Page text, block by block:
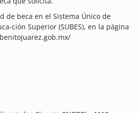
de beca en el Sistema Único de
ción Superior (SUBES), en la página